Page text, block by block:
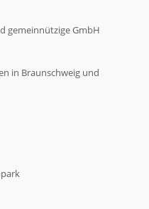
gemeinnützige GmbH
in Braunschweig und